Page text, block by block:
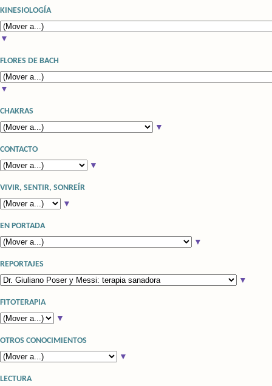
KINESIOLOGÍA
▼
FLORES DE BACH
▼
CHAKRAS
▼
CONTACTO
▼
VIVIR, SENTIR, SONREÍR
▼
EN PORTADA
▼
REPORTAJES
▼
FITOTERAPIA
▼
OTROS CONOCIMIENTOS
▼
LECTURA